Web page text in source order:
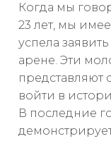
Когда мы
23 лет, мы
успела
арене. Эти
представляют
войти в
В последние